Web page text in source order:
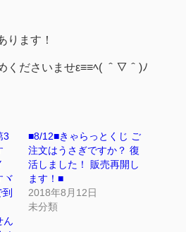
ります！
くださいませε≡≡ﾍ( ＾▽＾)ﾉ
3
ヾ
ん
■8/12■きゃらっとくじ ご
注文はうさぎですか？ 復
活しました！ 販売再開し
ます！■
2018年8月12日
未分類